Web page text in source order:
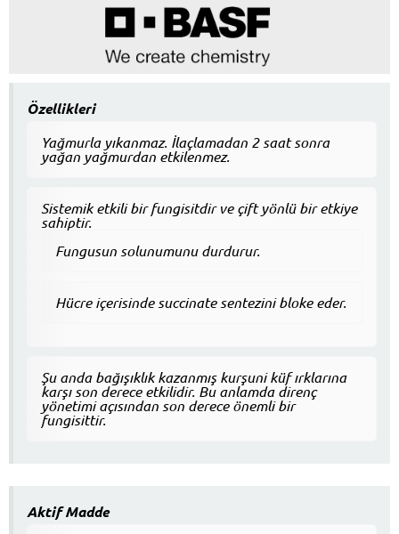
Özellikleri
Yağmurla yıkanmaz. İlaçlamadan 2 saat sonra
yağan yağmurdan etkilenmez.
Sistemik etkili bir fungisitdir ve çift yönlü bir etkiye
sahiptir.
Fungusun solunumunu durdurur.
Hücre içerisinde succinate sentezini bloke eder.
Şu anda bağışıklık kazanmış kurşuni küf ırklarına
karşı son derece etkilidir. Bu anlamda direnç
yönetimi açısından son derece önemli bir
fungisittir.
Aktif Madde